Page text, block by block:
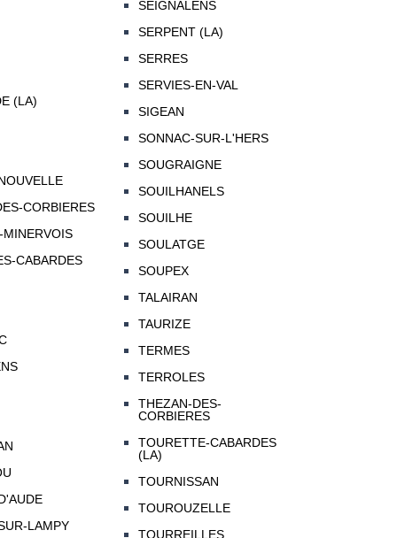
(LA)
CORBIERES
CABARDES
LAMPY
SEIGNALENS
SERPENT (LA)
SERRES
SERVIES-EN-VAL
SIGEAN
SONNAC-SUR-L'HERS
SOUGRAIGNE
SOUILHANELS
SOUILHE
SOULATGE
SOUPEX
TALAIRAN
TAURIZE
TERMES
TERROLES
THEZAN-DES-
CORBIERES
TOURETTE-CABARDES
(LA)
TOURNISSAN
TOUROUZELLE
TOURREILLES